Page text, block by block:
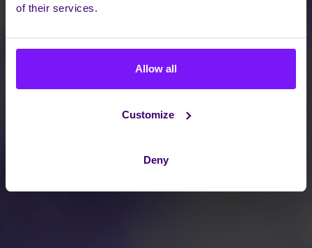
of their services.
Allow all
Customize
Deny